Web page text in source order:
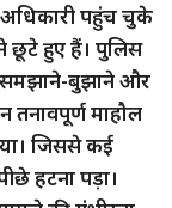
पहुंच चुके
छूटे हुए हैं। पुलिस
समझाने-बुझाने और
तनावपूर्ण माहौल
जिससे कई
हटना पड़ा।